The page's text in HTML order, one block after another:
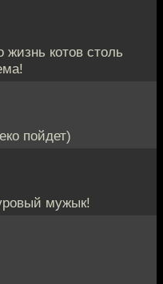
жизнь котов столь
пойдет)
мужык!